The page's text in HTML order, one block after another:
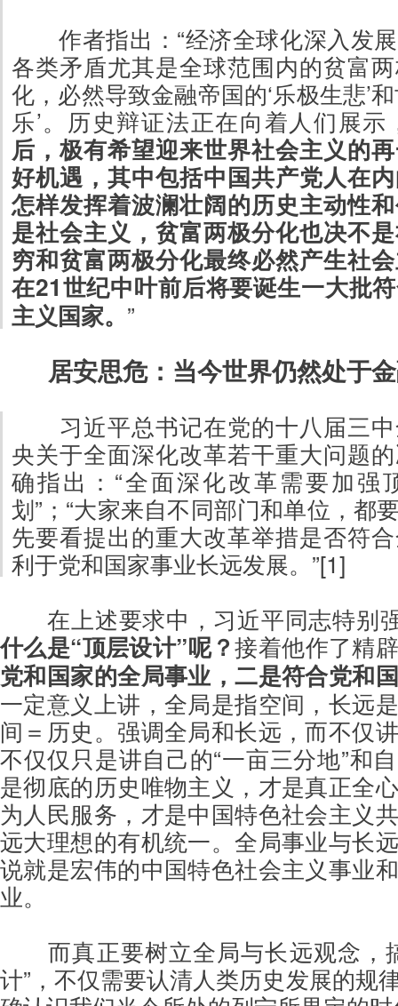
作者指出：“经济全球化深入发
各类矛盾尤其是全球范围内的贫富
化，必然导致金融帝国的‘乐极生悲’
乐’。历史辩证法正在向着人们展示
后，极有希望迎来世界社会主义的
好机遇，其中包括中国共产党人在
怎样发挥着波澜壮阔的历史主动性
是社会主义，贫富两极分化也决不
穷和贫富两极分化最终必然产生社
在21世纪中叶前后将要诞生一大批
主义国家。 ”
居安思危：当今世界仍然处于
习近平总书记在党的十八届三
央关于全面深化改革若干重大问题
确指出：“全面深化改革需要加强
划”；“大家来自不同部门和单位，都
先要看提出的重大改革举措是否符
利于党和国家事业长远发展。”[1]
在上述要求中，习近平同志特别
什么是“顶层设计”呢？接着他作了精
党和国家的全局事业，二是符合党和
一定意义上讲，全局是指空间，长远
间＝历史。强调全局和长远，而不仅
不仅仅只是讲自己的“一亩三分地”和
是彻底的历史唯物主义，才是真正全
为人民服务，才是中国特色社会主义
远大理想的有机统一。全局事业与长
说就是宏伟的中国特色社会主义事业
业。
而真正要树立全局与长远观念，
计”，不仅需要认清人类历史发展的规